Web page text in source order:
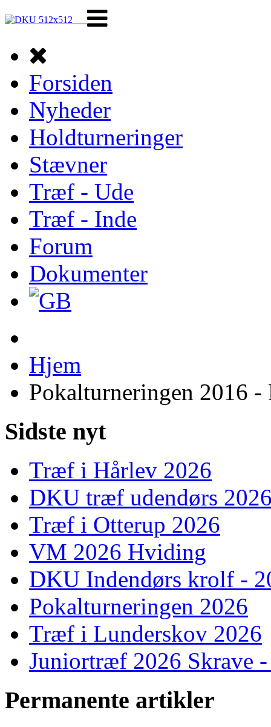
Forsiden
Nyheder
Holdturneringer
Stævner
Træf - Ude
Træf - Inde
Forum
Dokumenter
Hjem
Pokalturneringen 2016 -
Sidste nyt
Træf i Hårlev 2026
DKU træf udendørs
Træf i Otterup 2026
VM 2026 Hviding
DKU Indendørs krolf -
Pokalturneringen 2026
Træf i Lunderskov 2026
Juniortræf 2026 Skrave
Permanente artikler